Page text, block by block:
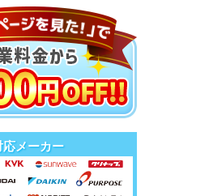
応メーカー